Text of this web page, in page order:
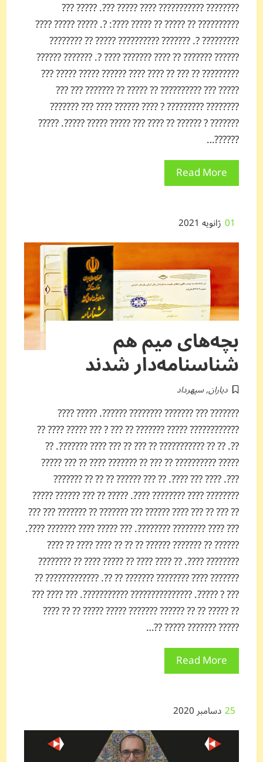
???????? ??????????? ???? ????? ???. ????? ???
?????????? ?? ????? ?? ????? ????: ?. ????? ????? ????
????????? ?. ??????? ?????????? ????? ?? ????????
?????? ??????? ?? ???? ??????? ???? ?. ??????? ??????
????????? ?? ??? ?? ???? ???? ?????? ????? ????? ???
????? ??? ?????????? ?? ????? ?? ??????? ??? ???
???????? ????????? ? ???? ?????? ???? ??? ???????
??????? ? ?????? ?? ???? ??? ????? ????? ?????. ?????
??????…
Read More
01 ژانویه 2021
بچه‌های میم هم
شناسنامه‌دار شدند
دیاران,سپهرداد
??????? ??? ??????? ???????? ??????. ????? ????
???????????? ????? ??????? ?? ??? ? ??? ????? ???? ??
??. ?? ?? ??????????? ?? ??? ?? ??? ???? ???????. ??
????? ?????????? ?? ??? ?? ??????? ???? ?? ??? ?????
???. ???? ??? ????. ?? ??? ?????? ?? ?? ?? ???????
???????? ???? ???????? ????. ????? ?? ??? ?????? ?????
?? ??? ?? ??? ???? ?????? ??? ??????? ?? ??????? ??? ???
??? ???? ???????? ????????. ??? ????? ???? ??????? ????.
?????? ?? ??????? ?????? ?? ?? ?? ???? ???? ?? ????
???????? ????. ?? ???? ???? ?? ????? ???? ?? ????????
??????? ???? ???????? ??????? ?? ??. ????????????? ??
??? ? ?????. ??????????????? ???????????. ??? ???? ???
?? ????? ?? ?? ?????? ??????? ????? ????? ?? ?? ????
????? ??????? ????? ??…
Read More
25دسامبر 2020